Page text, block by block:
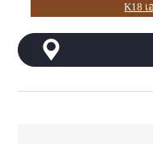
K18 เ